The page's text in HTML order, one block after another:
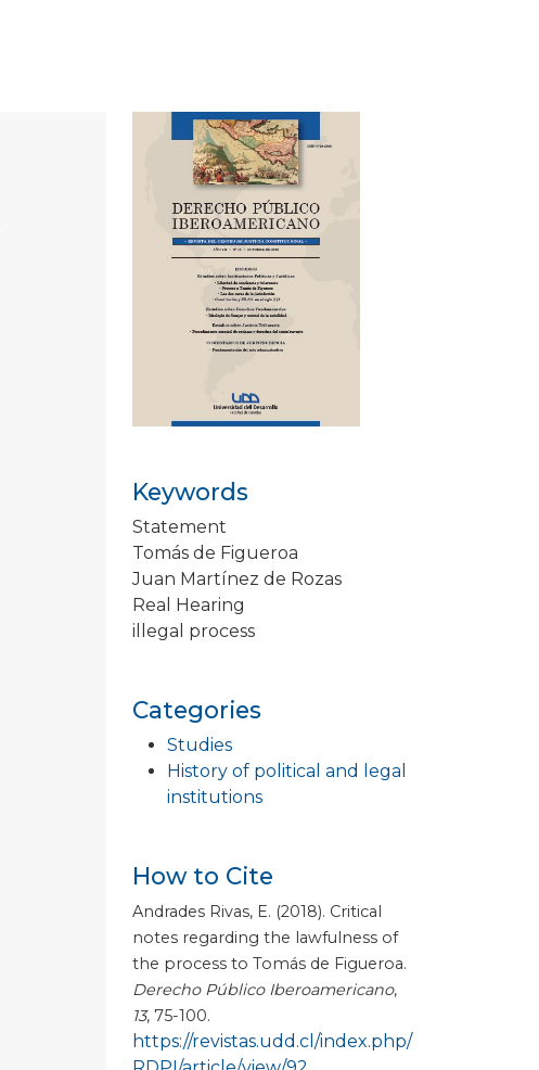
Keywords
Statement
Tomás de Figueroa
Juan Martínez de Rozas
Real Hearing
illegal process
Categories
Studies
History of political and legal
institutions
How to Cite
Andrades Rivas, E. (2018). Critical
notes regarding the lawfulness of
the process to Tomás de Figueroa.
Derecho Público Iberoamericano,
13, 75-100.
https://revistas.udd.cl/index.php/